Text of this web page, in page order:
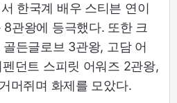
한국계 배우 스티븐 연이
관왕에 등극했다. 또한 크
든글로브 3관왕, 고담 어
던트 스피릿 어워즈 2관왕,
머쥐며 화제를 모았다.